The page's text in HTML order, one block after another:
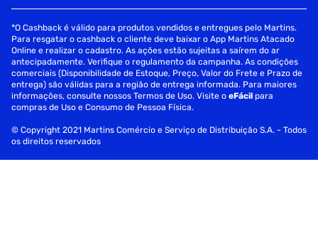
*O Cashback é válido para produtos vendidos e entregues pelo Martins.
Para resgatar o cashback o cliente deve baixar o App Martins Atacado
Online e realizar o cadastro. As ações estão sujeitas a saírem do ar
antecipadamente. Verifique o regulamento da campanha. As condições
comerciais (Disponibilidade de Estoque, Preço, Valor do Frete e Prazo de
entrega) são válidas para a região de entrega informada. Para maiores
informações, consulte nossos Termos de Uso. Visite oeFácil para
compras de Uso e Consumo de Pessoa Física.
© Copyright 2021 Martins Comércio e Serviço de Distribuição S.A. - Todos
os direitos reservados